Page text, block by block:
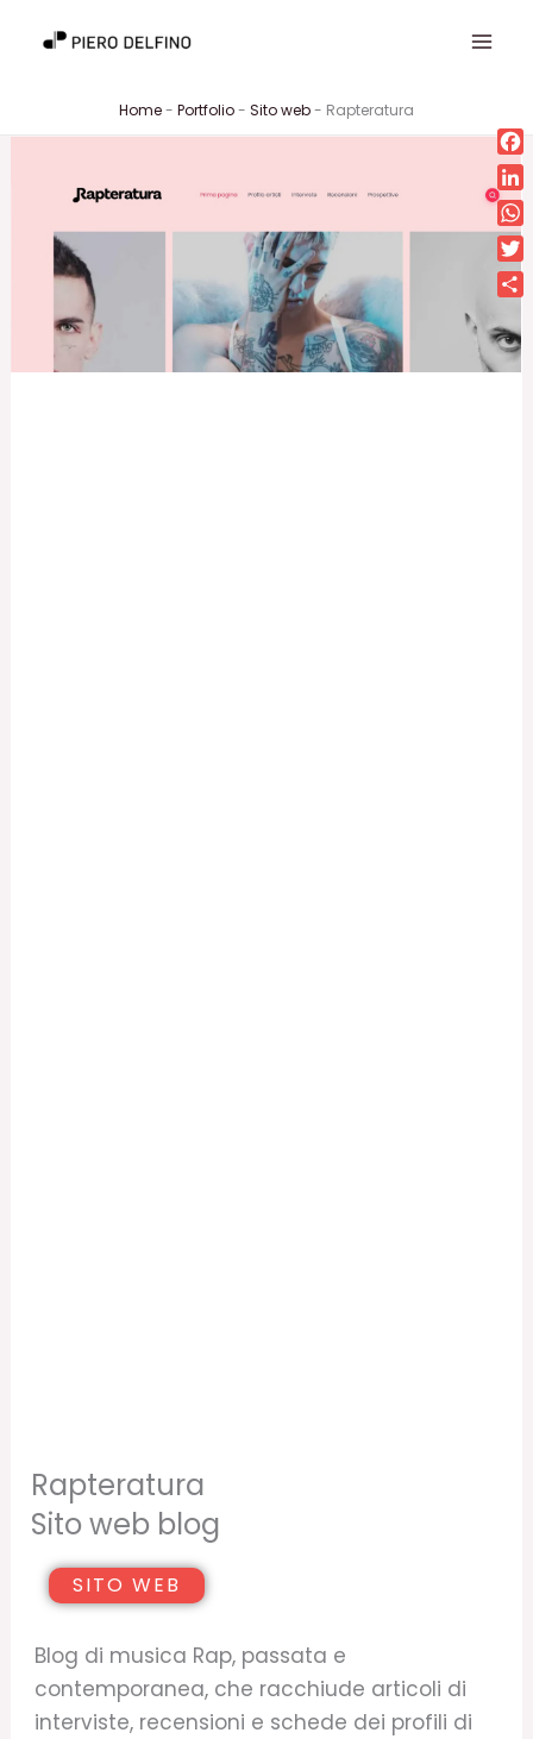
Home- Portfolio- Sito web- Rapteratura
Rapteratura
Sito web blog
SITO WEB
Blog di musica Rap, passata e
contemporanea, che racchiude articoli di
interviste, recensioni e schede dei profili di